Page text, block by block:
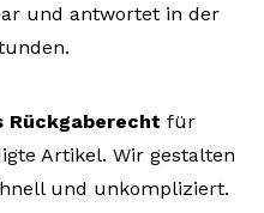
und antwortet in der
Rückgaberecht für
Artikel. Wir gestalten
und unkompliziert.